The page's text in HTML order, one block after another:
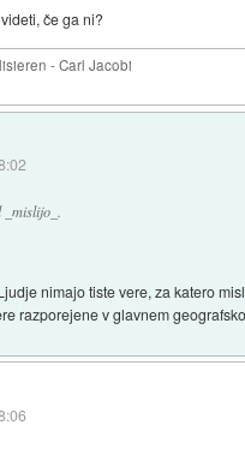
če ga ni?
- Carl Jacobi
nimajo tiste vere, za katero
razporejene v glavnem